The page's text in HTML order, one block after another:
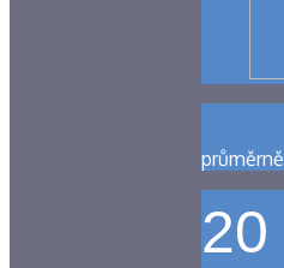
průměrně
20